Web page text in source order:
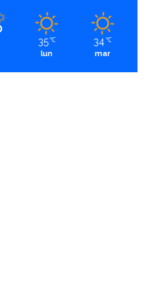
35 ℃
lun
34 ℃
mar